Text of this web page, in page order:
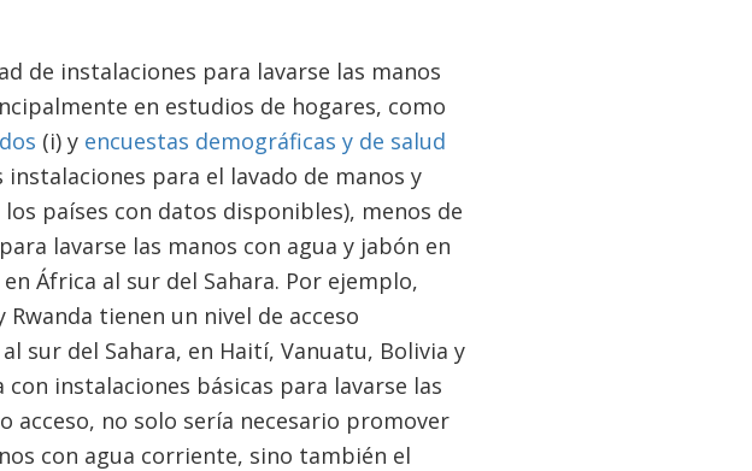
de instalaciones para lavarse las manos
en estudios de hogares, como
(i) y encuestas demográficas y de salud
para el lavado de manos y
países con datos disponibles), menos de
lavarse las manos con agua y jabón en
África al sur del Sahara. Por ejemplo,
tienen un nivel de acceso
sur del Sahara, en Haití, Vanuatu, Bolivia y
instalaciones básicas para lavarse las
acceso, no solo sería necesario promover
con agua corriente, sino también el